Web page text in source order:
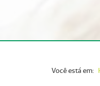
Você está em: